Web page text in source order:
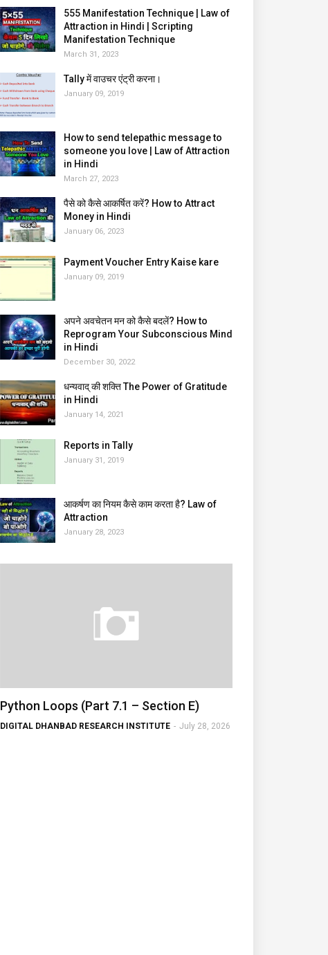
555 Manifestation Technique | Law of
Attraction in Hindi | Scripting
Manifestation Technique
March 31, 2023
Tally में वाउचर एंट्री करना।
January 09, 2019
How to send telepathic message to
someone you love | Law of Attraction
in Hindi
March 27, 2023
पैसे को कैसे आकर्षित करें? How to Attract
Money in Hindi
January 06, 2023
Payment Voucher Entry Kaise kare
January 09, 2019
अपने अवचेतन मन को कैसे बदलें? How to
Reprogram Your Subconscious Mind
in Hindi
December 30, 2022
धन्यवाद् की शक्ति The Power of Gratitude
in Hindi
January 14, 2021
Reports in Tally
January 31, 2019
आकर्षण का नियम कैसे काम करता है? Law of
Attraction
January 28, 2023
Python Loops (Part 7.1 – Section E)
DIGITAL DHANBAD RESEARCH INSTITUTE - July 28, 2026